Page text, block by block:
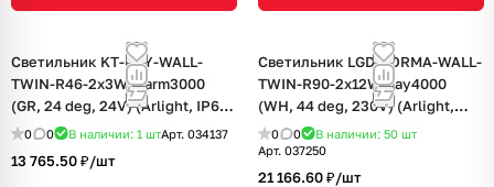
Светильник KT-RAY-WALL-
TWIN-R46-2x3W Warm3000
(GR, 24 deg, 24V) (Arlight, IP65
Металл, 3 года)
0 0 В наличии: 1 штАрт. 034137
13 765.50 ₽/шт
Светильник LGD-FORMA-WALL-
TWIN-R90-2x12W Day4000
(WH, 44 deg, 230V) (Arlight,
IP54 Металл, 3 года)
0 0 В наличии: 50 шт
Арт. 037250
21 166.60 ₽/шт